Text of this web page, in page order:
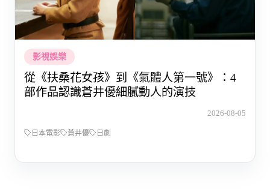
影視娛樂
從《扶桑花女孩》到《氣體人第一號》：4
部作品認識蒼井優細膩動人的演技
2026-08-05
日本電影 蒼井優 日劇